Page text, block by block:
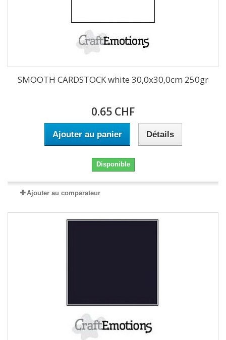
SMOOTH CARDSTOCK white 30,0x30,0cm 250gr
0.65 CHF
Ajouter au panier Détails
Disponible
Ajouter au comparateur